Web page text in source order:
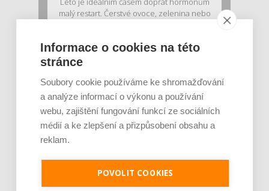
malý restart. Čerstvé ovoce, zelenina nebo
Je jen pro sportovce, přiberu po něm a ve
stravě ho mám dostatek. Znáte nejčastějš [...]
Pojem protein již nějakou dobu rezonuje
Informace o cookies na této
stránce
Soubory cookie používáme ke shromažďování
a analýze informací o výkonu a používání
webu, zajištění fungování funkcí ze sociálních
médií a ke zlepšení a přizpůsobení obsahu a
reklam.
POVOLIT COOKIES